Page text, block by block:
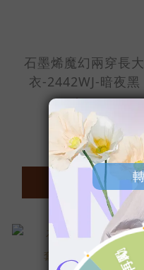
石墨烯魔幻兩穿長大
衣-2442WJ-暗夜黑
NT$3,990
NT$4,990
カートに追加